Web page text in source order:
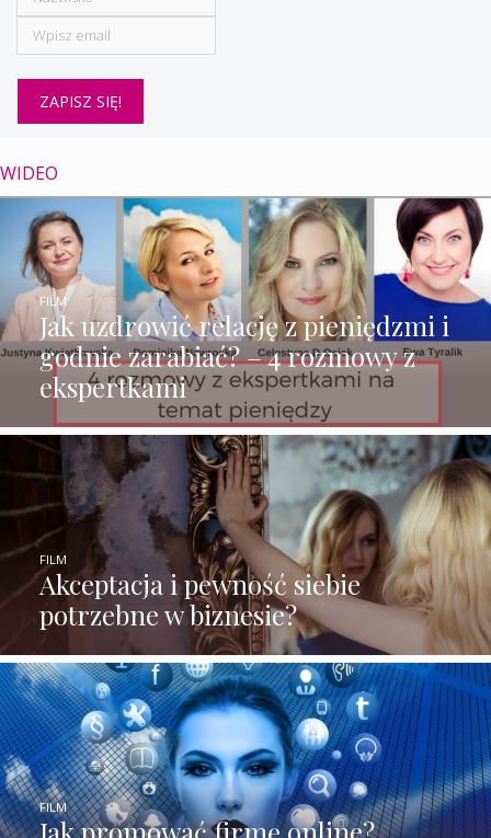
WIDEO
Jak uzdrowić relację z pieniędzmi i
godnie zarabiać? – 4 rozmowy z
ekspertkami
FILM
Akceptacja i pewność siebie
potrzebne w biznesie?
FILM
FILM